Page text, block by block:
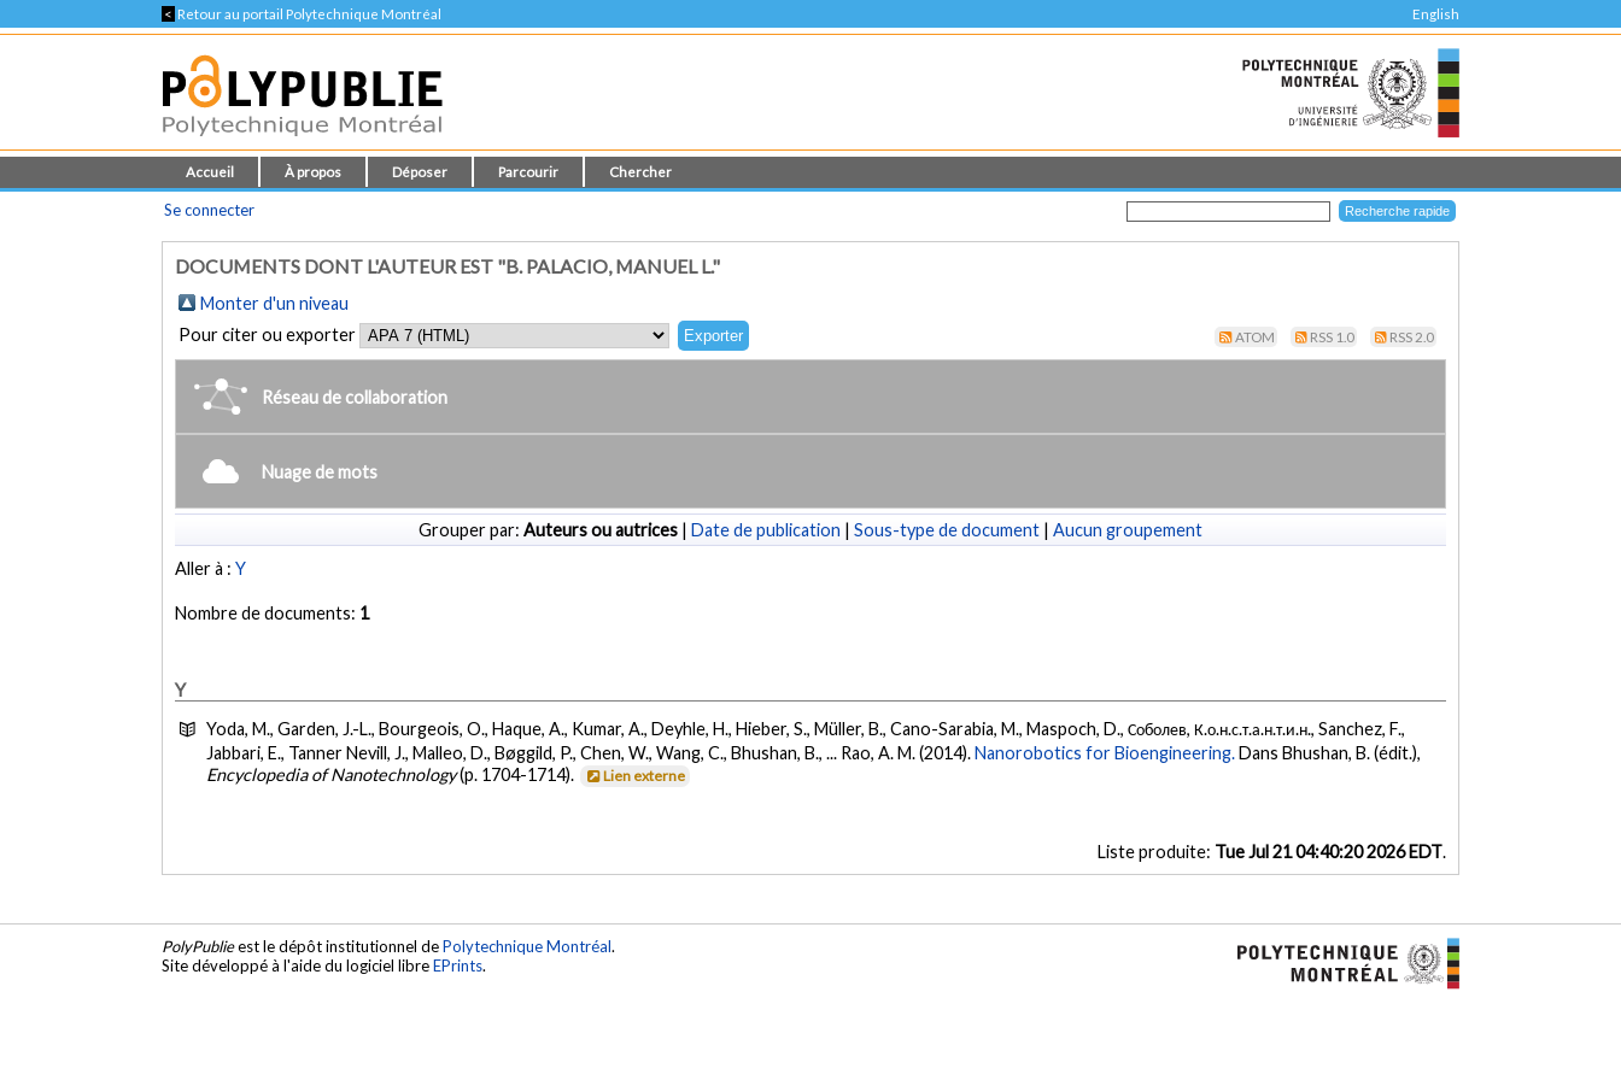
< Retour au portail Polytechnique Montréal English
Accueil À propos Déposer Parcourir Chercher
Se connecter
DOCUMENTS DONT L'AUTEUR EST "B. PALACIO, MANUEL L."
Monter d'un niveau
Pour citer ou exporter
ATOM RSS 1.0 RSS 2.0
Réseau de collaboration
Nuage de mots
Grouper par: Auteurs ou autrices | Date de publication | Sous-type de document | Aucun groupement
Aller à :Y
Nombre de documents: 1
Y
Yoda, M., Garden, J.-L., Bourgeois, O., Haque, A., Kumar, A., Deyhle, H., Hieber, S., Müller, B., Cano-Sarabia, M., Maspoch, D., Соболев, К.о.н.с.т.а.н.т.и.н., Sanchez, F.,
Jabbari, E., Tanner Nevill, J., Malleo, D., Bøggild, P., Chen, W., Wang, C., Bhushan, B., ... Rao, A. M. (2014).Nanorobotics for Bioengineering.Dans Bhushan, B. (édit.),
Encyclopedia of Nanotechnology(p. 1704-1714). Lien externe
Liste produite: Tue Jul 21 04:40:20 2026 EDT.
PolyPublieest le dépôt institutionnel dePolytechnique Montréal.
Site développé à l'aide du logiciel libreEPrints.